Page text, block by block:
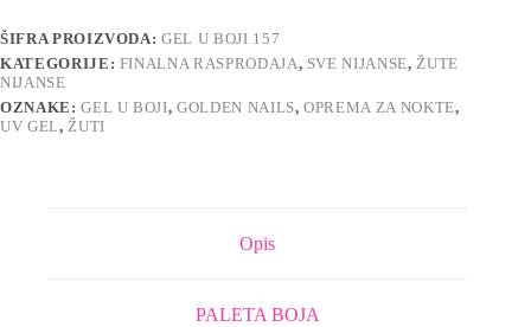
količina
ŠIFRA PROIZVODA:GEL U BOJI 157
KATEGORIJE: FINALNA RASPRODAJA, SVE NIJANSE, ŽUTE
NIJANSE
OZNAKE:GEL U BOJI,GOLDEN NAILS,OPREMA ZA NOKTE,
UV GEL, ŽUTI
Opis
PALETA BOJA